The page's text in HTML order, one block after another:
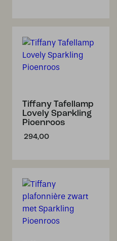
Tiffany Tafellamp
Lovely Sparkling
Pioenroos
294,00